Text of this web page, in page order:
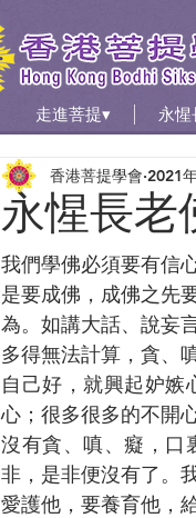
走進菩提▾ 永惺
永惺長
香港菩提學會 2021
我們學佛必須要有信
是要成佛，成佛之先
為。如講大話、說妄
多得無法計算，貪、
自己好，就興起妒嫉
心；很多很多的不開
沒有貪、嗔、癡，口
非，是非便沒有了。
愛護他，要養育他，